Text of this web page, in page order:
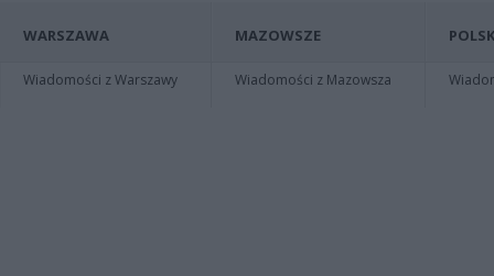
WARSZAWA
Wiadomości z Warszawy
MAZOWSZE
Wiadomości z Mazowsza